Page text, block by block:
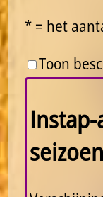
* = het
Toon